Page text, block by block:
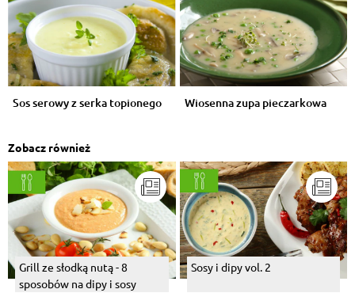
Sos serowy z serka topionego Wiosenna zupa pieczarkowa
Zobacz również
Grill ze słodką nutą - 8
sposobów na dipy i sosy
Sosy i dipy vol. 2